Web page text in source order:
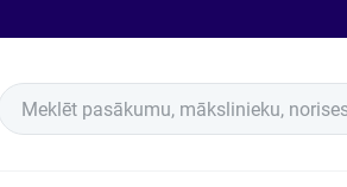
Meklēt pasākumu, mākslinieku,